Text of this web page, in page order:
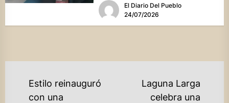
El Diario Del Pueblo
24/07/2026
NAVEGACIÓN
Estilo reinauguró
con una
Laguna Larga
celebra una